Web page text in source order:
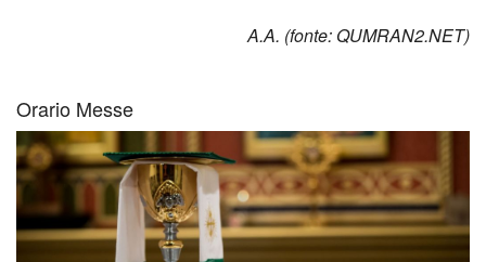
A.A. (fonte: QUMRAN2.NET)
Orario Messe